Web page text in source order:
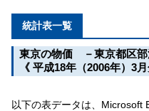
統計表一覧
東京の物価 －東京都区部
《 平成18年（2006年）3
以下の表データは、